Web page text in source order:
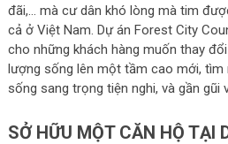
đãi,… mà cư dân khó lòng mà tim
cả ở Việt Nam. Dự án Forest City
cho những khách hàng muốn thay
lượng sống lên một tầm cao mới,
sống sang trọng tiện nghi, và gần gũi
SỞ HỮU MỘT CĂN HỘ TẠI